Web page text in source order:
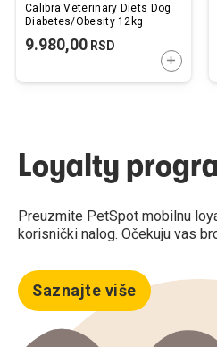
Calibra Veterinary Diets Dog
Diabetes/Obesity 12kg
9.980,00 RSD
Loyalty
Preuzmite PetSpot mobilnu
korisnički nalog. Očekuju vas
Saznajte više